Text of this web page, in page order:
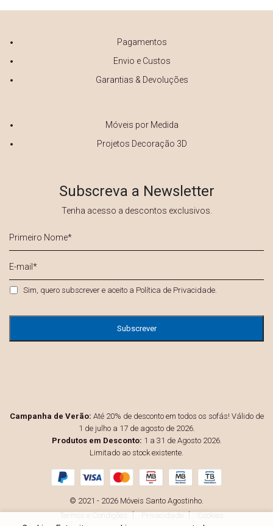
Pagamentos
Envio e Custos
Garantias & Devoluções
Móveis por Medida
Projetos Decoração 3D
Subscreva a Newsletter
Tenha acesso a descontos exclusivos.
Nome
*
mail
Privacidade *
Sim, quero subscrever e aceito a Política de Privacidade
Campanha de Verão: Até 20% de desconto em todos os sofás! Válido de
1 de julho a 17 de agosto de 2026.
Produtos em Desconto: 1 a 31 de Agosto 2026.
Limitado ao stock existente.
© 2021 - 2026 Móveis Santo Agostinho.